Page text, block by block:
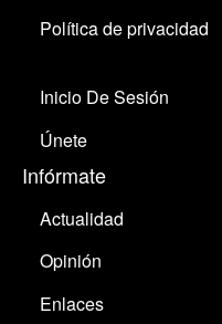
Política de privacidad
Inicio De Sesión
Únete
Infórmate
Actualidad
Opinión
Enlaces